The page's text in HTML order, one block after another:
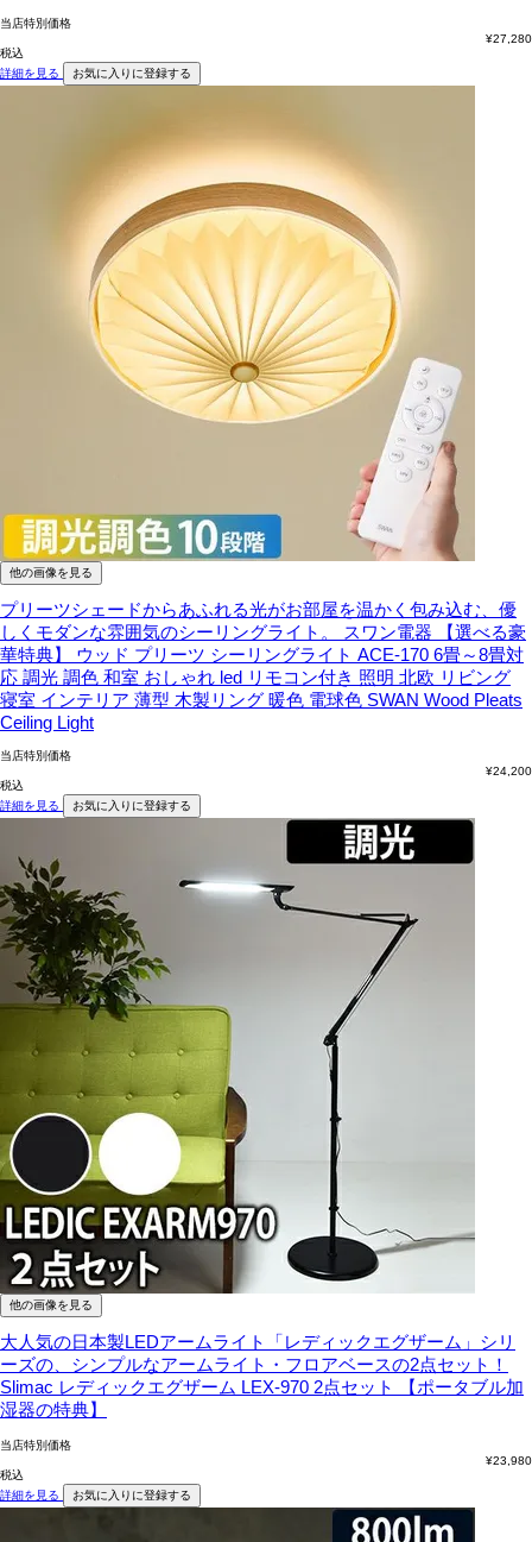
当店特別価格
¥27,280
税込
詳細を見る
お気に入りに登録する
他の画像を見る
プリーツシェードからあふれる光がお部屋を温かく包み込む、優
しくモダンな雰囲気のシーリングライト。
スワン電器 【選べる豪
華特典】 ウッド プリーツ シーリングライト ACE-170 6畳～8畳対
応 調光 調色 和室 おしゃれ led リモコン付き 照明 北欧 リビング
寝室 インテリア 薄型 木製リング 暖色 電球色 SWAN Wood Pleats
Ceiling Light
当店特別価格
¥24,200
税込
詳細を見る
お気に入りに登録する
他の画像を見る
大人気の日本製LEDアームライト「レディックエグザーム」シリ
ーズの、シンプルなアームライト・フロアベースの2点セット！
Slimac レディックエグザーム LEX-970 2点セット 【ポータブル加
湿器の特典】
当店特別価格
¥23,980
税込
詳細を見る
お気に入りに登録する